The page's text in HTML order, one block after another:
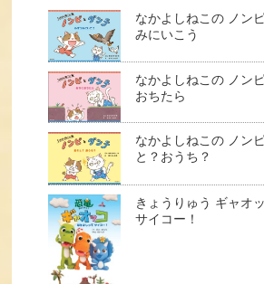
なかよしねこの ノン
みにいこう
なかよしねこの ノン
おちたら
なかよしねこの ノン
と？おうち？
きょうりゅう ギャオ
サイコー！